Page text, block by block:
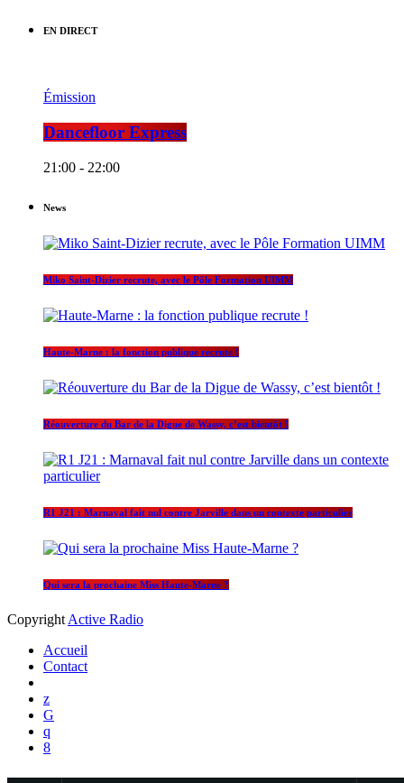
EN DIRECT
Émission
Dancefloor Express
21:00 - 22:00
News
Miko Saint-Dizier recrute, avec le Pôle Formation UIMM
Haute-Marne : la fonction publique recrute !
Réouverture du Bar de la Digue de Wassy, c’est bientôt !
R1 J21 : Marnaval fait nul contre Jarville dans un contexte particulier
Qui sera la prochaine Miss Haute-Marne ?
CopyrightActive Radio
Accueil
Contact